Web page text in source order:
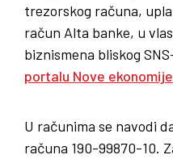
trezorskog računa,
račun Alta banke, u
biznismena bliskog
portalu Nove ekonomije
U računima se navodi
računa 190-99870-10.